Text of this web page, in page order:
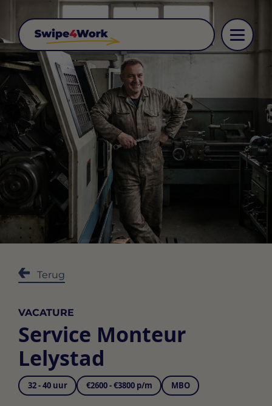
Terug
VACATURE
Service Monteur
Lelystad
32 - 40 uur €2600 - €3800 p/m MBO